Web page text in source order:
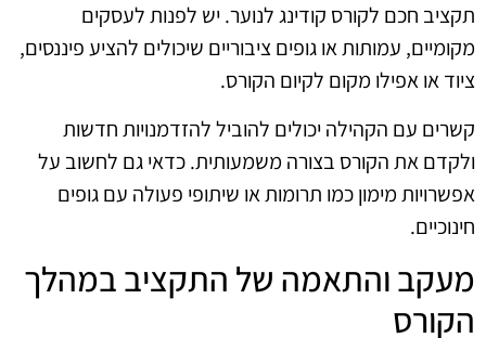
תקציב חכם לקורס קודינג לנוער. יש לפנות לעסקים
מקומיים, עמותות או גופים ציבוריים שיכולים להציע פיננסים,
ציוד או אפילו מקום לקיום הקורס.
קשרים עם הקהילה יכולים להוביל להזדמנויות חדשות
ולקדם את הקורס בצורה משמעותית. כדאי גם לחשוב על
אפשרויות מימון כמו תרומות או שיתופי פעולה עם גופים
חינוכיים.
מעקב והתאמה של התקציב במהלך
הקורס